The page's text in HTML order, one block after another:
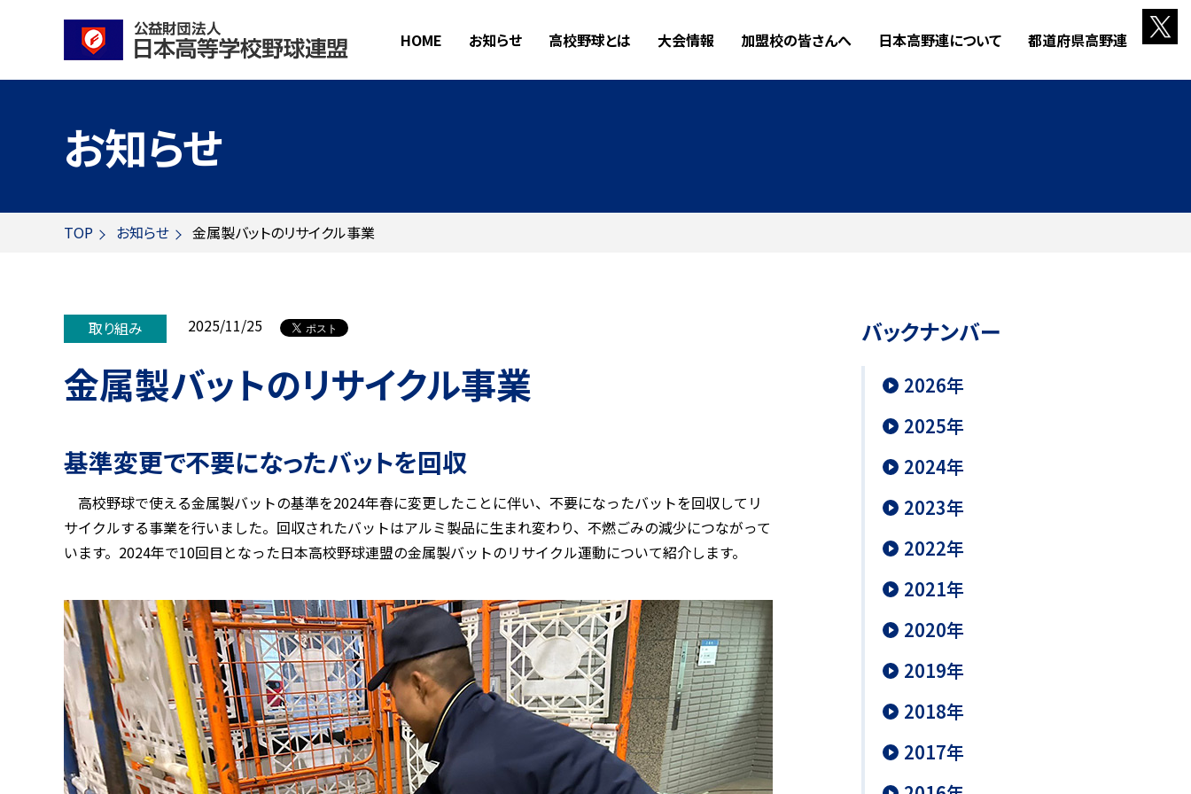
HOME お知らせ 高校野球とは 大会情報 加盟校の皆さんへ 日本高野連について 都道府県高野連
お知らせ
TOP お知らせ 金属製バットのリサイクル事業
取り組み 2025/11/25
金属製バットのリサイクル事業
基準変更で不要になったバットを回収
高校野球で使える金属製バットの基準を2024年春に変更したことに伴い、不要になったバットを回収してリ
サイクルする事業を行いました。回収されたバットはアルミ製品に生まれ変わり、不燃ごみの減少につながって
います。2024年で10回目となった日本高校野球連盟の金属製バットのリサイクル運動について紹介します。
バックナンバー
2026年
2025年
2024年
2023年
2022年
2021年
2020年
2019年
2018年
2017年